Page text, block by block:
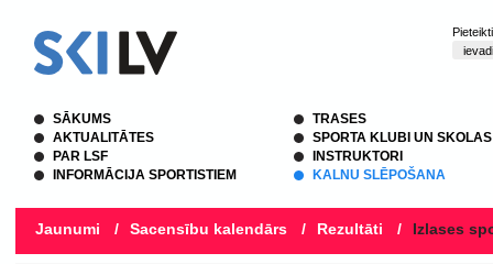
SĀKUMS
AKTUALITĀTES
PAR LSF
INFORMĀCIJA SPORTISTIEM
TRASES
SPORTA KLUBI UN SKOLAS
INSTRUKTORI
KALNU SLĒPOŠANA
Jaunumi / Sacensību kalendārs / Rezultāti / Izlases